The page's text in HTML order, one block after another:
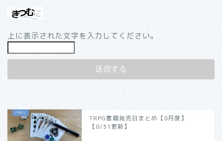
上に表示された文字を入力してください。
TRPG書籍発売日まとめ【8月度】
【8/31更新】